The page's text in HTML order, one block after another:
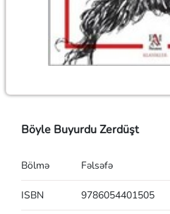
Böyle Buyurdu Zerdüşt
Bölmə Fəlsəfə
ISBN 9786054401505